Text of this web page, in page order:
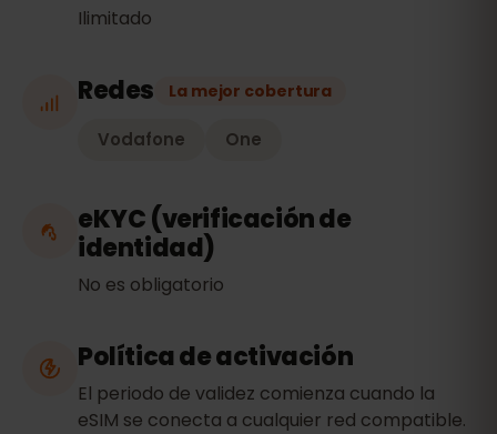
Ilimitado
Redes La mejor cobertura
Vodafone One
eKYC (verificación de
identidad)
No es obligatorio
Política de activación
El periodo de validez comienza cuando la
eSIM se conecta a cualquier red compatible.